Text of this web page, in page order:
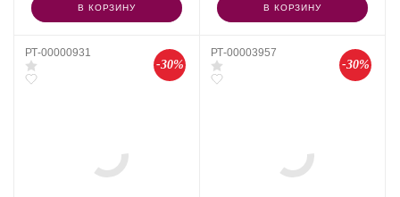
В КОРЗИНУ В КОРЗИНУ
РТ-00000931
-30%
РТ-00003957
-30%